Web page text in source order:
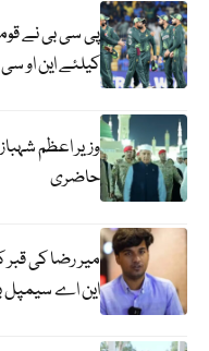
پی سی بی نے
کیلئے این او
وزیر اعظم
حاضری
میر رضا کی قبر
این اے سیمپل